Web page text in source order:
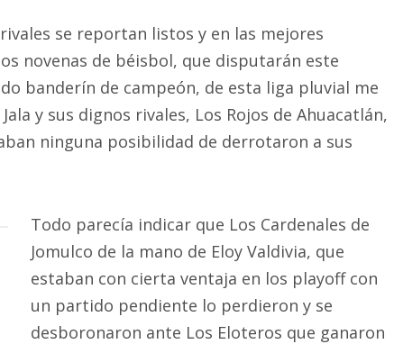
se reportan listos y en las mejores
novenas de béisbol, que disputarán este
banderín de campeón, de esta liga pluvial me
y sus dignos rivales, Los Rojos de Ahuacatlán,
ninguna posibilidad de derrotaron a sus
Todo parecía indicar que Los Cardenales de
Jomulco de la mano de Eloy Valdivia, que
estaban con cierta ventaja en los playoff con
un partido pendiente lo perdieron y se
desboronaron ante Los Eloteros que ganaron